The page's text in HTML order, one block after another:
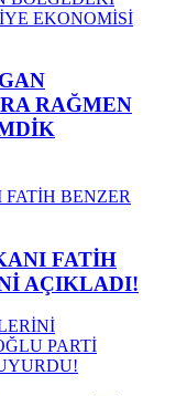
RAĞMEN
FATİH
AÇIKLADI!